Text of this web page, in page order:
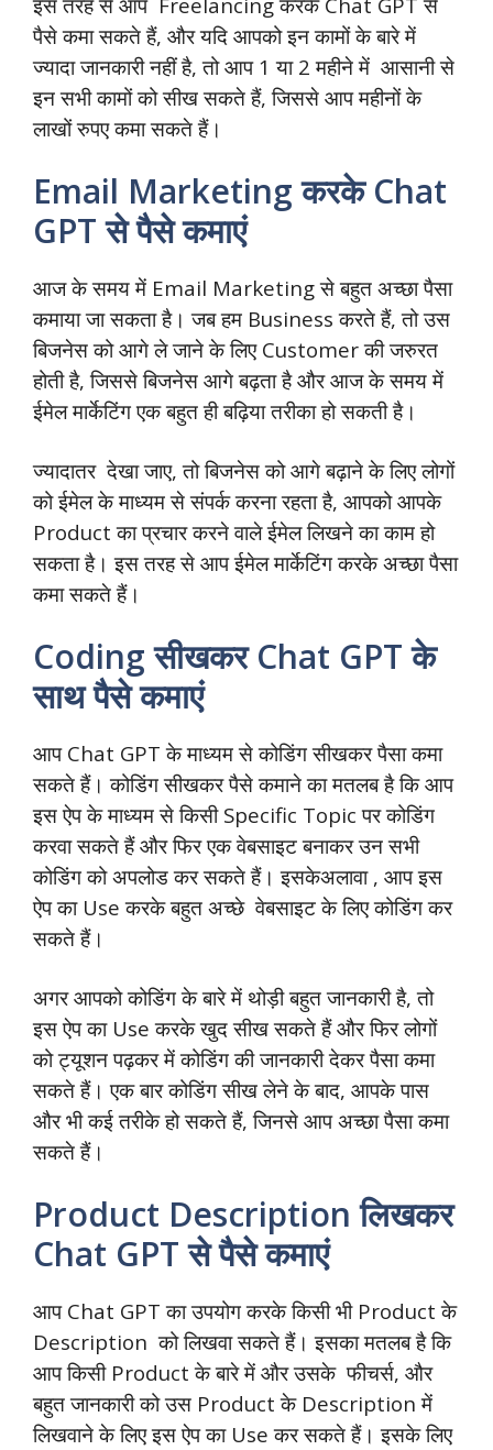
पैसे कमा सकते हैं, और यदि आपको इन कामों के बारे में
ज्यादा जानकारी नहीं है, तो आप 1 या 2 महीने में आसानी से
इन सभी कामों को सीख सकते हैं, जिससे आप महीनों के
लाखों रुपए कमा सकते हैं।
Email Marketing करके Chat
GPT से पैसे कमाएं
आज के समय में Email Marketing से बहुत अच्छा पैसा
कमाया जा सकता है। जब हम Business करते हैं, तो उस
बिजनेस को आगे ले जाने के लिए Customer की जरुरत
होती है, जिससे बिजनेस आगे बढ़ता है और आज के समय में
ईमेल मार्केटिंग एक बहुत ही बढ़िया तरीका हो सकती है।
ज्यादातर देखा जाए, तो बिजनेस को आगे बढ़ाने के लिए लोगों
को ईमेल के माध्यम से संपर्क करना रहता है, आपको आपके
Product का प्रचार करने वाले ईमेल लिखने का काम हो
सकता है। इस तरह से आप ईमेल मार्केटिंग करके अच्छा पैसा
कमा सकते हैं।
Coding सीखकर Chat GPT के
साथ पैसे कमाएं
आप Chat GPT के माध्यम से कोडिंग सीखकर पैसा कमा
सकते हैं। कोडिंग सीखकर पैसे कमाने का मतलब है कि आप
इस ऐप के माध्यम से किसी Specific Topic पर कोडिंग
करवा सकते हैं और फिर एक वेबसाइट बनाकर उन सभी
कोडिंग को अपलोड कर सकते हैं। इसकेअलावा , आप इस
ऐप का Use करके बहुत अच्छे वेबसाइट के लिए कोडिंग कर
सकते हैं।
अगर आपको कोडिंग के बारे में थोड़ी बहुत जानकारी है, तो
इस ऐप का Use करके खुद सीख सकते हैं और फिर लोगों
को ट्यूशन पढ़कर में कोडिंग की जानकारी देकर पैसा कमा
सकते हैं। एक बार कोडिंग सीख लेने के बाद, आपके पास
और भी कई तरीके हो सकते हैं, जिनसे आप अच्छा पैसा कमा
सकते हैं।
Product Description लिखकर
Chat GPT से पैसे कमाएं
आप Chat GPT का उपयोग करके किसी भी Product के
Description को लिखवा सकते हैं। इसका मतलब है कि
आप किसी Product के बारे में और उसके फीचर्स, और
बहुत जानकारी को उस Product के Description में
लिखवाने के लिए इस ऐप का Use कर सकते हैं। इसके लिए